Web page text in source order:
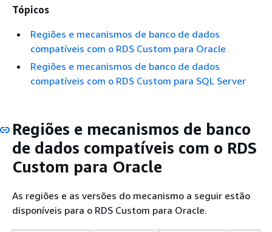
Tópicos
Regiões e mecanismos de banco de dados
compatíveis com o RDS Custom para Oracle
Regiões e mecanismos de banco de dados
compatíveis com o RDS Custom para SQL Server
Regiões e mecanismos de banco
de dados compatíveis com o RDS
Custom para Oracle
As regiões e as versões do mecanismo a seguir estão
disponíveis para o RDS Custom para Oracle.